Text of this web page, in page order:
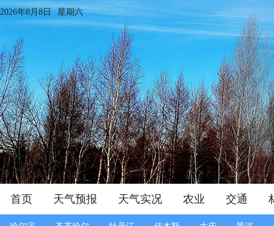
2026年8月8日 星期六
首页 天气预报 天气实况 农业 交通